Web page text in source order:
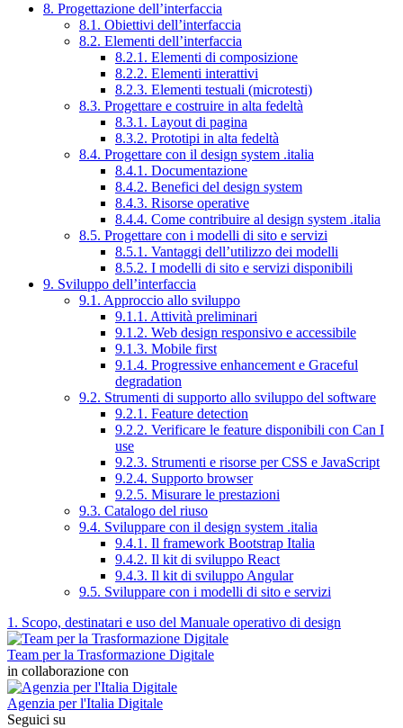
8. Progettazione dell’interfaccia
8.1. Obiettivi dell’interfaccia
8.2. Elementi dell’interfaccia
8.2.1. Elementi di composizione
8.2.2. Elementi interattivi
8.2.3. Elementi testuali (microtesti)
8.3. Progettare e costruire in alta fedeltà
8.3.1. Layout di pagina
8.3.2. Prototipi in alta fedeltà
8.4. Progettare con il design system .italia
8.4.1. Documentazione
8.4.2. Benefici del design system
8.4.3. Risorse operative
8.4.4. Come contribuire al design system .italia
8.5. Progettare con i modelli di sito e servizi
8.5.1. Vantaggi dell’utilizzo dei modelli
8.5.2. I modelli di sito e servizi disponibili
9. Sviluppo dell’interfaccia
9.1. Approccio allo sviluppo
9.1.1. Attività preliminari
9.1.2. Web design responsivo e accessibile
9.1.3. Mobile first
9.1.4. Progressive enhancement e Graceful
degradation
9.2. Strumenti di supporto allo sviluppo del software
9.2.1. Feature detection
9.2.2. Verificare le feature disponibili con Can I
use
9.2.3. Strumenti e risorse per CSS e JavaScript
9.2.4. Supporto browser
9.2.5. Misurare le prestazioni
9.3. Catalogo del riuso
9.4. Sviluppare con il design system .italia
9.4.1. Il framework Bootstrap Italia
9.4.2. Il kit di sviluppo React
9.4.3. Il kit di sviluppo Angular
9.5. Sviluppare con i modelli di sito e servizi
1. Scopo, destinatari e uso del Manuale operativo di design
Team per la Trasformazione Digitale
in collaborazione con
Agenzia per l'Italia Digitale
Seguici su